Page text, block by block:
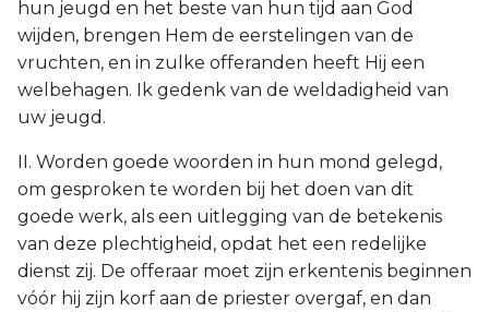
hun jeugd en het beste van hun tijd aan God
wijden, brengen Hem de eerstelingen van de
vruchten, en in zulke offeranden heeft Hij een
welbehagen. Ik gedenk van de weldadigheid van
uw jeugd.
II. Worden goede woorden in hun mond gelegd,
om gesproken te worden bij het doen van dit
goede werk, als een uitlegging van de betekenis
van deze plechtigheid, opdat het een redelijke
dienst zij. De offeraar moet zijn erkentenis beginnen
vóór hij zijn korf aan de priester overgaf, en dan